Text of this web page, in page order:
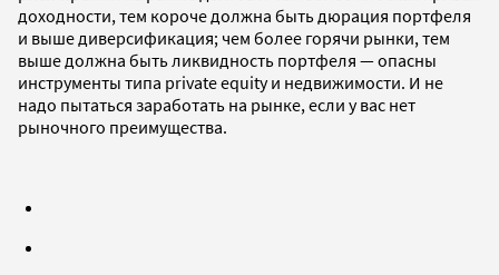
доходности, тем короче должна быть дюрация портфеля
и выше диверсификация; чем более горячи рынки, тем
выше должна быть ликвидность портфеля — опасны
инструменты типа private equity и недвижимости. И не
надо пытаться заработать на рынке, если у вас нет
рыночного преимущества.